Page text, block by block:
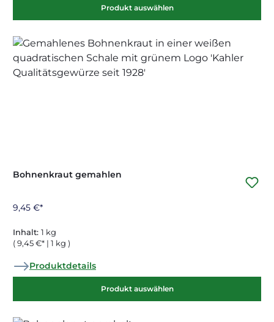
Produkt auswählen
Bohnenkraut gemahlen
9,45 €*
Inhalt: 1 kg
( 9,45 €* | 1 kg )
Produktdetails
Produkt auswählen